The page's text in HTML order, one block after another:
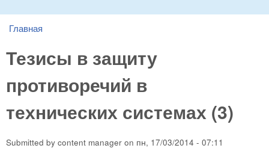
You are here
Главная
Тезисы в защиту
противоречий в
технических системах (3)
Submitted by content manager on пн, 17/03/2014 - 07:11